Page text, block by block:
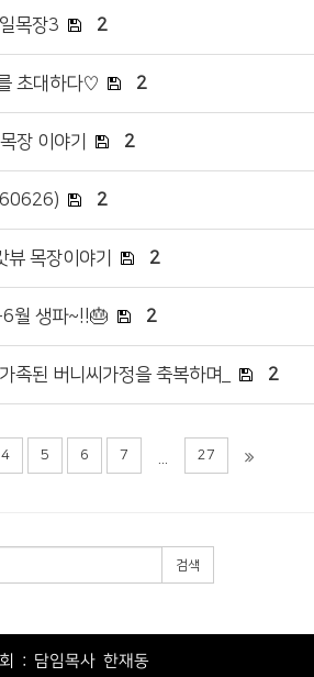
목장3 2
초대하다♡ 2
장 이야기 2
2
목장이야기 2
월 생파~!!🎂 2
족된 버니씨가정을 축복하며_ 2
4 5 6 7 27
검색
: 담임목사 한재동